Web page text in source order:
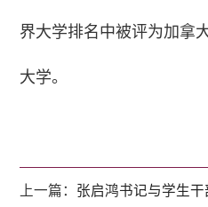
界大学排名中被评为加拿
大学。
上一篇： 张启鸿书记与学生